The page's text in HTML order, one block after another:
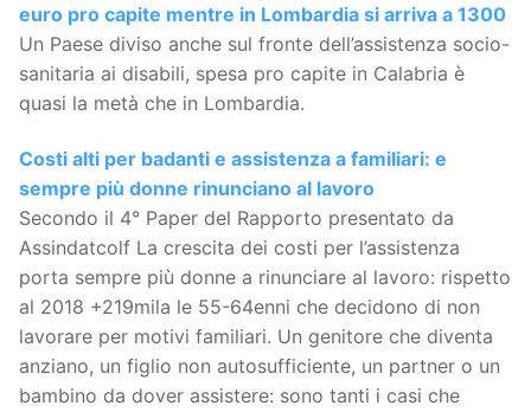
euro pro capite mentre in Lombardia si arriva a 1300
Un Paese diviso anche sul fronte dell’assistenza socio-
sanitaria ai disabili, spesa pro capite in Calabria è
quasi la metà che in Lombardia.
Costi alti per badanti e assistenza a familiari: e
sempre più donne rinunciano al lavoro
Secondo il 4° Paper del Rapporto presentato da
Assindatcolf La crescita dei costi per l’assistenza
porta sempre più donne a rinunciare al lavoro: rispetto
al 2018 +219mila le 55-64enni che decidono di non
lavorare per motivi familiari. Un genitore che diventa
anziano, un figlio non autosufficiente, un partner o un
bambino da dover assistere: sono tanti i casi che